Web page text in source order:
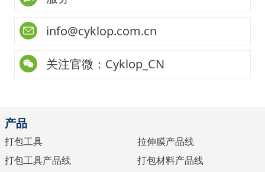
info@cyklop.com.cn
关注官微：Cyklop_CN
产品
打包工具
打包工具产品线
拉伸膜产品线
打包材料产品线